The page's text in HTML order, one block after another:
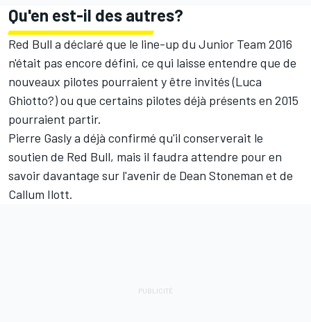
Qu'en est-il des autres?
Red Bull a déclaré que le line-up du Junior Team 2016
n'était pas encore défini, ce qui laisse entendre que de
nouveaux pilotes pourraient y être invités (Luca
Ghiotto?) ou que certains pilotes déjà présents en 2015
pourraient partir.
Pierre Gasly a déjà confirmé qu'il conserverait le
soutien de Red Bull, mais il faudra attendre pour en
savoir davantage sur l'avenir de Dean Stoneman et de
Callum Ilott.